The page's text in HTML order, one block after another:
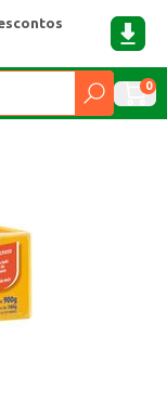
0